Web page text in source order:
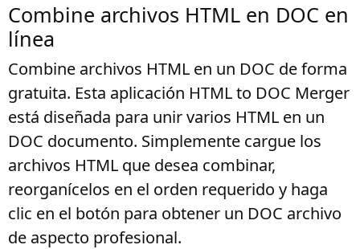
Combine archivos HTML en DOC en
línea
Combine archivos HTML en un DOC de forma
gratuita. Esta aplicación HTML to DOC Merger
está diseñada para unir varios HTML en un
DOC documento. Simplemente cargue los
archivos HTML que desea combinar,
reorganícelos en el orden requerido y haga
clic en el botón para obtener un DOC archivo
de aspecto profesional.